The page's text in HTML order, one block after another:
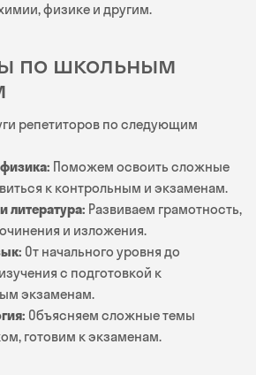
физике и другим.
по школьным
репетиторов по следующим
Поможем освоить сложные
к контрольным и экзаменам.
литература: Развиваем грамотность,
и изложения.
От начального уровня до
с подготовкой к
экзаменам.
Объясняем сложные темы
готовим к экзаменам.